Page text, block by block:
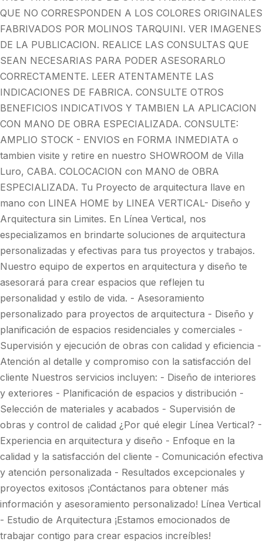
QUE NO CORRESPONDEN A LOS COLORES ORIGINALES
FABRIVADOS POR MOLINOS TARQUINI. VER IMAGENES
DE LA PUBLICACION. REALICE LAS CONSULTAS QUE
SEAN NECESARIAS PARA PODER ASESORARLO
CORRECTAMENTE. LEER ATENTAMENTE LAS
INDICACIONES DE FABRICA. CONSULTE OTROS
BENEFICIOS INDICATIVOS Y TAMBIEN LA APLICACION
CON MANO DE OBRA ESPECIALIZADA. CONSULTE:
AMPLIO STOCK - ENVIOS en FORMA INMEDIATA o
tambien visite y retire en nuestro SHOWROOM de Villa
Luro, CABA. COLOCACION con MANO de OBRA
ESPECIALIZADA. Tu Proyecto de arquitectura llave en
mano con LINEA HOME by LINEA VERTICAL- Diseño y
Arquitectura sin Limites. En Línea Vertical, nos
especializamos en brindarte soluciones de arquitectura
personalizadas y efectivas para tus proyectos y trabajos.
Nuestro equipo de expertos en arquitectura y diseño te
asesorará para crear espacios que reflejen tu
personalidad y estilo de vida. - Asesoramiento
personalizado para proyectos de arquitectura - Diseño y
planificación de espacios residenciales y comerciales -
Supervisión y ejecución de obras con calidad y eficiencia -
Atención al detalle y compromiso con la satisfacción del
cliente Nuestros servicios incluyen: - Diseño de interiores
y exteriores - Planificación de espacios y distribución -
Selección de materiales y acabados - Supervisión de
obras y control de calidad ¿Por qué elegir Línea Vertical? -
Experiencia en arquitectura y diseño - Enfoque en la
calidad y la satisfacción del cliente - Comunicación efectiva
y atención personalizada - Resultados excepcionales y
proyectos exitosos ¡Contáctanos para obtener más
información y asesoramiento personalizado! Línea Vertical
- Estudio de Arquitectura ¡Estamos emocionados de
trabajar contigo para crear espacios increíbles!